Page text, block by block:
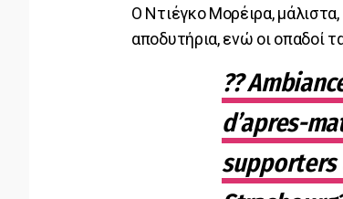
Ο Ντιέγκο Μορέιρα,
αποδυτήρια, ενώ οι οπαδοί
??
d’apres-
supporters